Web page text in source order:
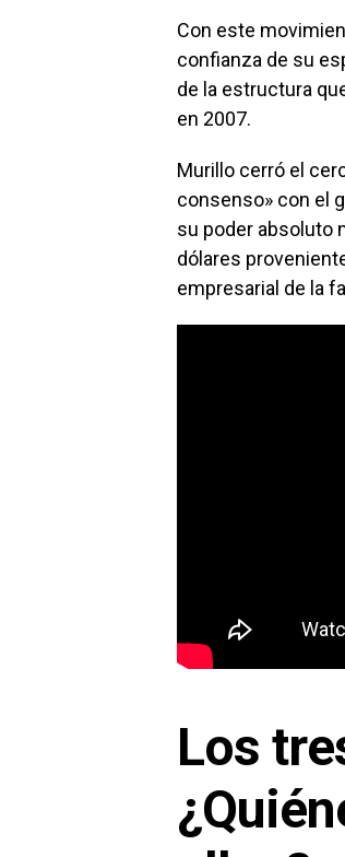
Con este
confianza de su
de la estructura
en 2007.
Murillo cerró el
consenso» con el
su poder absoluto
dólares
empresarial de la
Los